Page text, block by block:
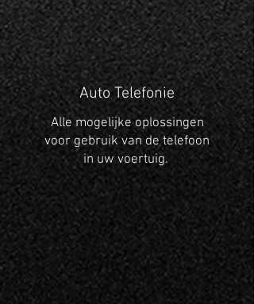
Auto Telefonie
Alle mogelijke oplossingen
voor gebruik van de telefoon
in uw voertuig.